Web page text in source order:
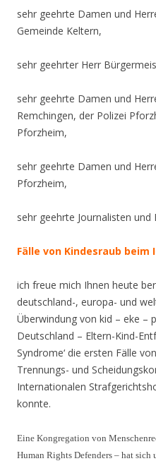
sehr geehrte Damen und
Gemeinde Keltern,
sehr geehrter Herr
sehr geehrte Damen und
Remchingen, der Polizei
Pforzheim,
sehr geehrte Damen und
Pforzheim,
sehr geehrte Journalisten
Fälle von Kindesraub beim
ich freue mich Ihnen heute
deutschland-, europa- und
Überwindung von kid – eke –
Deutschland – Eltern-Kind-
Syndrome‘ die ersten Fälle
Trennungs- und
Internationalen
konnte.
Eine Kongregation von
Human Rights Defenders – hat sich